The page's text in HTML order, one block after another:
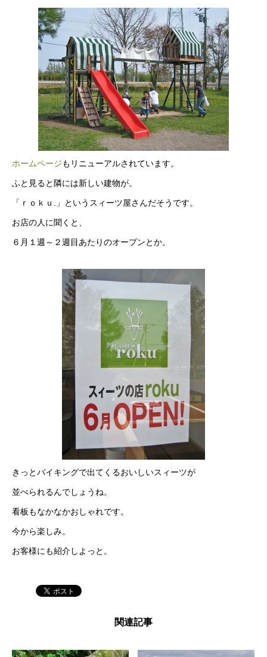
ホームページもリニューアルされています。
ふと見ると隣には新しい建物が。
「ｒｏｋｕ.」というスィーツ屋さんだそうです。
お店の人に聞くと、
６月１週～２週目あたりのオープンとか。
きっとバイキングで出てくるおいしいスィーツが
並べられるんでしょうね。
看板もなかなかおしゃれです。
今から楽しみ。
お客様にも紹介しよっと。
関連記事